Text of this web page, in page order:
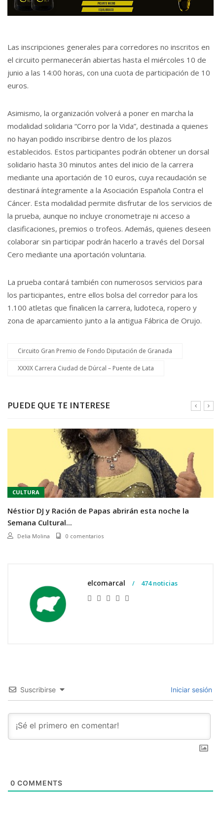
Las inscripciones generales para corredores no inscritos en
el circuito permanecerán abiertas hasta el miércoles 10 de
junio a las 14:00 horas, con una cuota de participación de 10
euros.
Asimismo, la organización volverá a poner en marcha la
modalidad solidaria “Corro por la Vida”, destinada a quienes
no hayan podido inscribirse dentro de los plazos
establecidos. Estos participantes podrán obtener un dorsal
solidario hasta 30 minutos antes del inicio de la carrera
mediante una aportación de 10 euros, cuya recaudación se
destinará íntegramente a la Asociación Española Contra el
Cáncer. Esta modalidad permite disfrutar de los servicios de
la prueba, aunque no incluye cronometraje ni acceso a
clasificaciones, premios o trofeos. Además, quienes deseen
colaborar sin participar podrán hacerlo a través del Dorsal
Cero mediante una aportación voluntaria.
La prueba contará también con numerosos servicios para
los participantes, entre ellos bolsa del corredor para los
1.100 atletas que finalicen la carrera, ludoteca, ropero y
zona de aparcamiento junto a la antigua Fábrica de Orujo.
Circuito Gran Premio de Fondo Diputación de Granada
XXXIX Carrera Ciudad de Dúrcal – Puente de Lata
PUEDE QUE TE INTERESE
CULTURA
Néstior DJ y Ración de Papas abrirán esta noche la
Semana Cultural...
Delia Molina 0 comentarios
elcomarcal 474 noticias
Suscribirse Iniciar sesión
0 COMMENTS